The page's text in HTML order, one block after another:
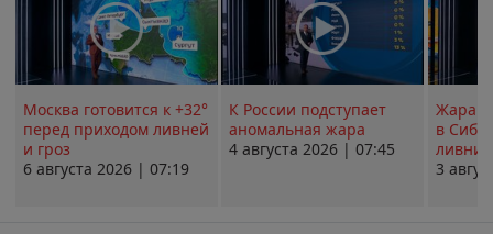
Москва готовится к +32°
перед приходом ливней
и гроз
6 августа 2026 | 07:19
К России подступает
аномальная жара
4 августа 2026 | 07:45
Жара в
в
ливни
3